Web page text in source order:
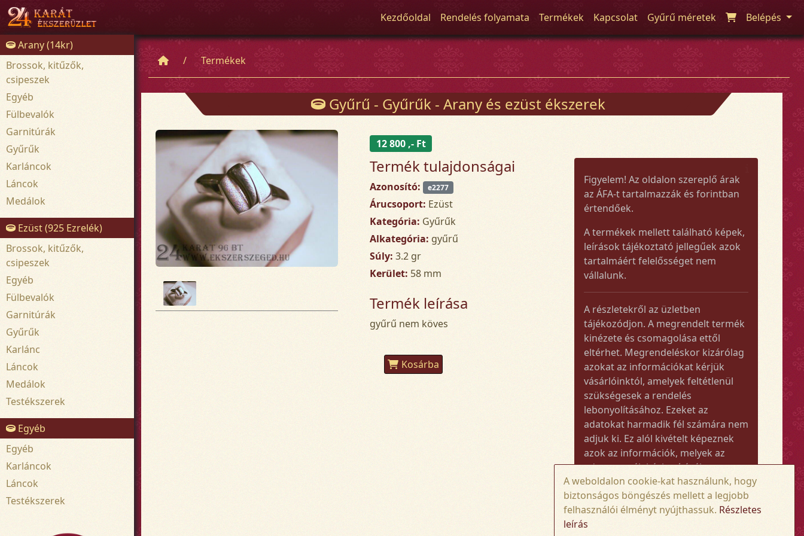
Kezdőoldal Rendelés folyamata Termékek Kapcsolat Gyűrű méretek Belépés
Arany (14kr)
Brossok, kitűzők,
csipeszek
Egyéb
Fülbevalók
Garnitúrák
Gyűrűk
Karláncok
Láncok
Medálok
Ezüst (925 Ezrelék)
Brossok, kitűzők,
csipeszek
Egyéb
Fülbevalók
Garnitúrák
Gyűrűk
Karlánc
Láncok
Medálok
Testékszerek
Egyéb
Egyéb
Karláncok
Láncok
Testékszerek
Termékek
Gyűrű - Gyűrűk - Arany és ezüst ékszerek
12 800 ,- Ft
Termék tulajdonságai
Azonosító: e2277
Árucsoport: Ezüst
Kategória: Gyűrűk
Alkategória: gyűrű
Súly: 3.2 gr
Kerület: 58 mm
Termék leírása
gyűrű nem köves
Kosárba
Figyelem! Az oldalon szereplő árak
az ÁFA-t tartalmazzák és forintban
értendőek.
A termékek mellett található képek,
leírások tájékoztató jellegűek azok
tartalmáért felelősséget nem
vállalunk.
A részletekről az üzletben
tájékozódjon. A megrendelt termék
kinézete és csomagolása ettől
eltérhet. Megrendeléskor kizárólag
azokat az információkat kérjük
vásárlóinktól, amelyek feltétlenül
szükségesek a rendelés
lebonyolításához. Ezeket az
adatokat harmadik fél számára nem
adjuk ki. Ez alól kivételt képeznek
azok az információk, melyek az
adott termék kézbesítéséhez vagy
kiszállításához szükségesek.
Amennyiben a megrendelt termék
összege meghaladja az 50.000 Ft-ot,
A weboldalon cookie-kat használunk, hogy
biztonságos böngészés mellett a legjobb
felhasználói élményt nyújthassuk. Részletes
leírás